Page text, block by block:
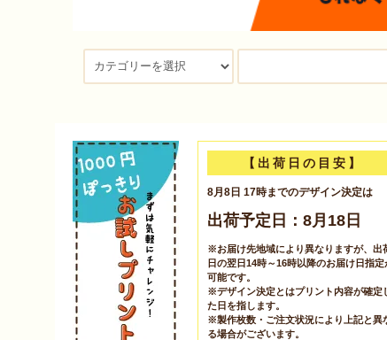
【出荷日の目安】
8月8日 17時までのデザイン決定は
出荷予定日：8月18日
※お届け先地域により異なりますが、出
日の翌日14時～16時以降のお届け日指定
可能です。
※デザイン決定とはプリント内容が確定
た日を指します。
※製作枚数・ご注文状況により上記と異
る場合がございます。